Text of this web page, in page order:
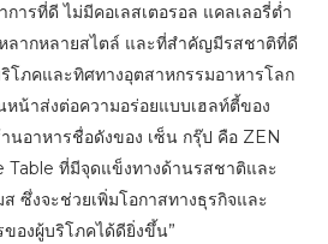
ารที่ดี ไม่มีคอเลสเตอรอล แคลเลอรี่ต่ำ
ลากหลายสไตล์ และที่สำคัญมีรสชาติที่ดี
โภคและทิศทางอุตสาหกรรมอาหารโลก
หน้าส่งต่อความอร่อยแบบเฮลท์ตี้ของ
นอาหารชื่อดังของ เซ็น กรุ๊ป คือ ZEN
Table ที่มีจุดแข็งทางด้านรสชาติและ
ซึ่งจะช่วยเพิ่มโอกาสทางธุรกิจและ
องผู้บริโภคได้ดียิ่งขึ้น”